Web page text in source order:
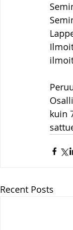
kuin
Recent Posts